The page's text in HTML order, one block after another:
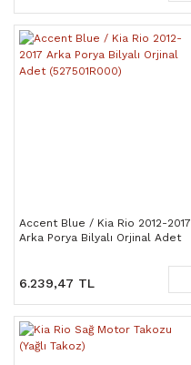
Accent Blue / Kia Rio 2012-2017
Arka Porya Bilyalı Orjinal Adet
6.239,47 TL